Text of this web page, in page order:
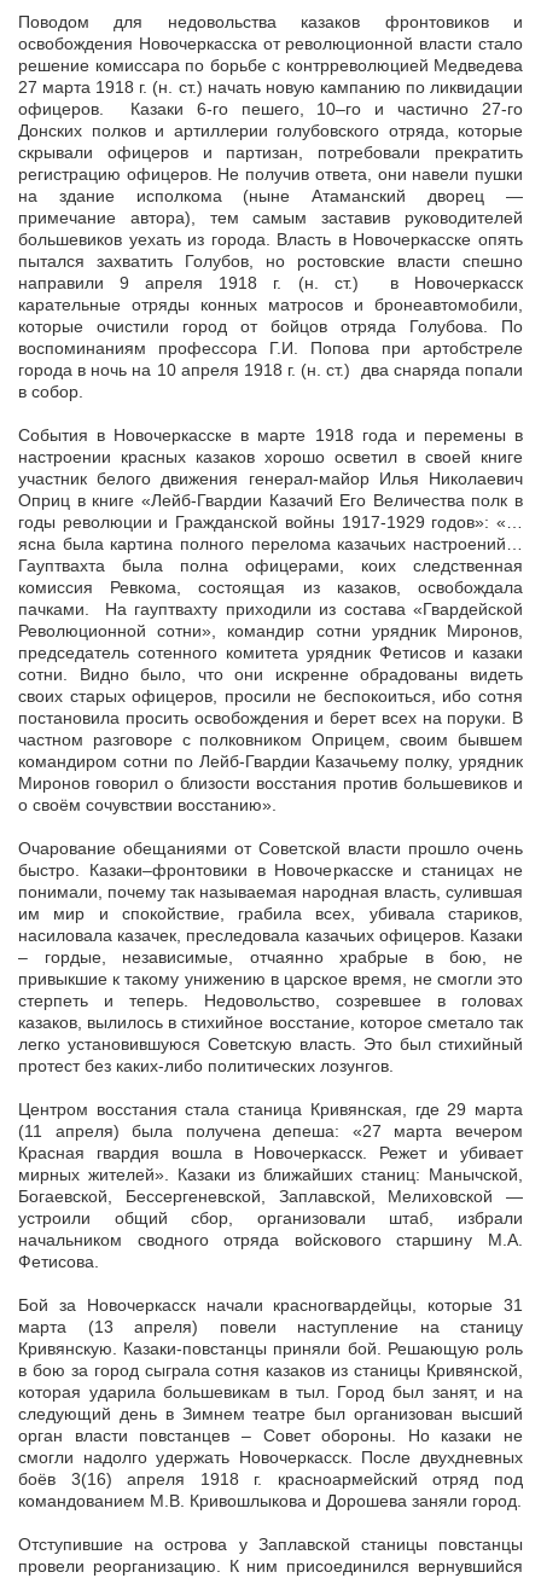
Поводом для недовольства казаков фронтовиков и
освобождения Новочеркасска от революционной власти стало
решение комиссара по борьбе с контрреволюцией Медведева
27 марта 1918 г. (н. ст.) начать новую кампанию по ликвидации
офицеров. Казаки 6-го пешего, 10–го и частично 27-го
Донских полков и артиллерии голубовского отряда, которые
скрывали офицеров и партизан, потребовали прекратить
регистрацию офицеров. Не получив ответа, они навели пушки
на здание исполкома (ныне Атаманский дворец —
примечание автора), тем самым заставив руководителей
большевиков уехать из города. Власть в Новочеркасске опять
пытался захватить Голубов, но ростовские власти спешно
направили 9 апреля 1918 г. (н. ст.) в Новочеркасск
карательные отряды конных матросов и бронеавтомобили,
которые очистили город от бойцов отряда Голубова. По
воспоминаниям профессора Г.И. Попова при артобстреле
города в ночь на 10 апреля 1918 г. (н. ст.) два снаряда попали
в собор.
События в Новочеркасске в марте 1918 года и перемены в
настроении красных казаков хорошо осветил в своей книге
участник белого движения генерал-майор Илья Николаевич
Оприц в книге «Лейб-Гвардии Казачий Его Величества полк в
годы революции и Гражданской войны 1917-1929 годов»: «…
ясна была картина полного перелома казачьих настроений…
Гауптвахта была полна офицерами, коих следственная
комиссия Ревкома, состоящая из казаков, освобождала
пачками. На гауптвахту приходили из состава «Гвардейской
Революционной сотни», командир сотни урядник Миронов,
председатель сотенного комитета урядник Фетисов и казаки
сотни. Видно было, что они искренне обрадованы видеть
своих старых офицеров, просили не беспокоиться, ибо сотня
постановила просить освобождения и берет всех на поруки. В
частном разговоре с полковником Оприцем, своим бывшем
командиром сотни по Лейб-Гвардии Казачьему полку, урядник
Миронов говорил о близости восстания против большевиков и
о своём сочувствии восстанию».
Очарование обещаниями от Советской власти прошло очень
быстро. Казаки–фронтовики в Новочеркасске и станицах не
понимали, почему так называемая народная власть, сулившая
им мир и спокойствие, грабила всех, убивала стариков,
насиловала казачек, преследовала казачьих офицеров. Казаки
– гордые, независимые, отчаянно храбрые в бою, не
привыкшие к такому унижению в царское время, не смогли это
стерпеть и теперь. Недовольство, созревшее в головах
казаков, вылилось в стихийное восстание, которое сметало так
легко установившуюся Советскую власть. Это был стихийный
протест без каких-либо политических лозунгов.
Центром восстания стала станица Кривянская, где 29 марта
(11 апреля) была получена депеша: «27 марта вечером
Красная гвардия вошла в Новочеркасск. Режет и убивает
мирных жителей». Казаки из ближайших станиц: Манычской,
Богаевской, Бессергеневской, Заплавской, Мелиховской —
устроили общий сбор, организовали штаб, избрали
начальником сводного отряда войскового старшину М.А.
Фетисова.
Бой за Новочеркасск начали красногвардейцы, которые 31
марта (13 апреля) повели наступление на станицу
Кривянскую. Казаки-повстанцы приняли бой. Решающую роль
в бою за город сыграла сотня казаков из станицы Кривянской,
которая ударила большевикам в тыл. Город был занят, и на
следующий день в Зимнем театре был организован высший
орган власти повстанцев – Совет обороны. Но казаки не
смогли надолго удержать Новочеркасск. После двухдневных
боёв 3(16) апреля 1918 г. красноармейский отряд под
командованием М.В. Кривошлыкова и Дорошева заняли город.
Отступившие на острова у Заплавской станицы повстанцы
провели реорганизацию. К ним присоединился вернувшийся